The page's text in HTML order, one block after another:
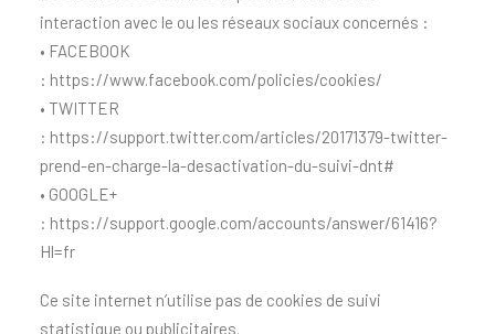
interaction avec le ou les réseaux sociaux concernés :
• FACEBOOK
: https://www.facebook.com/policies/cookies/
• TWITTER
: https://support.twitter.com/articles/20171379-twitter-
prend-en-charge-la-desactivation-du-suivi-dnt#
• GOOGLE+
: https://support.google.com/accounts/answer/61416?
Hl=fr
Ce site internet n’utilise pas de cookies de suivi
statistique ou publicitaires.